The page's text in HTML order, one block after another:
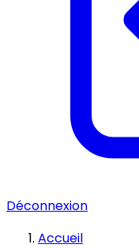
Déconnexion
Accueil